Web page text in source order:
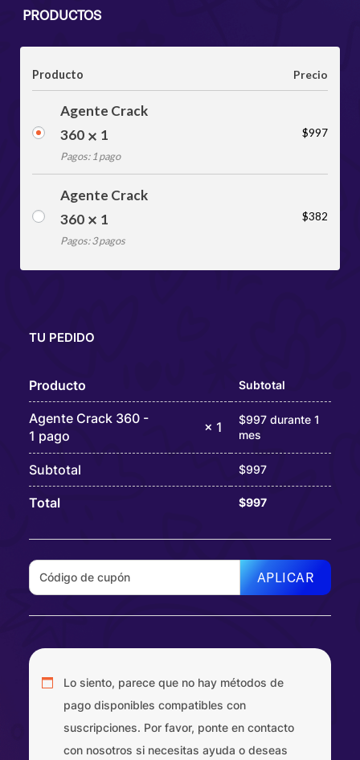
PRODUCTOS
Producto Precio
Agente Crack
360
1
Pagos: 1 pago
$997
Agente Crack
360
1
Pagos: 3 pagos
$382
TU PEDIDO
Producto Subtotal
Agente Crack 360 -
1 pago
× 1
$997 durante 1
mes
Subtotal $997
Total $997
APLICAR
Lo siento, parece que no hay métodos de
pago disponibles compatibles con
suscripciones. Por favor, ponte en contacto
con nosotros si necesitas ayuda o deseas